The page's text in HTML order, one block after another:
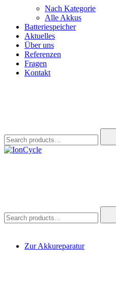
Nach Kategorie
Alle Akkus
Batteriespeicher
Aktuelles
Über uns
Referenzen
Fragen
Kontakt
for:
for:
Zur Akkureparatur